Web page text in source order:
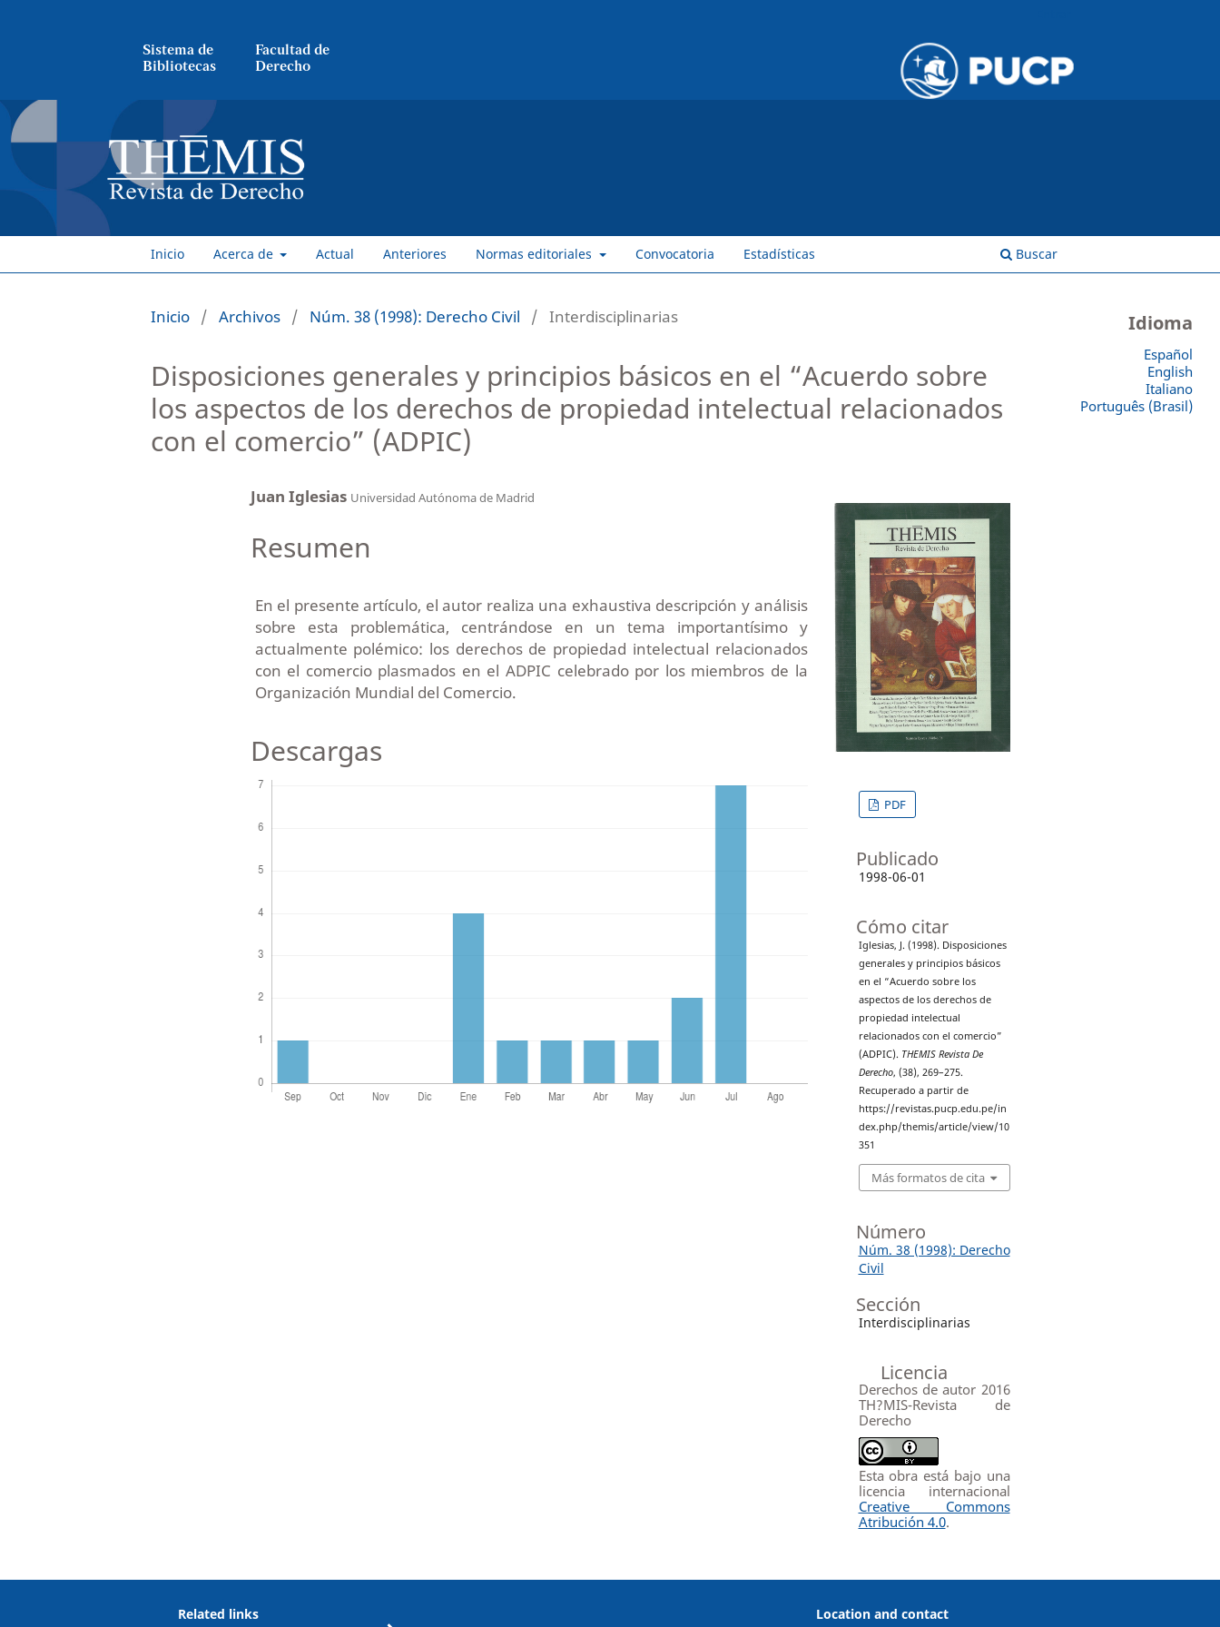
Sistema de
Bibliotecas
Facultad de
Derecho
Inicio Acerca de Actual Anteriores Normas editoriales Convocatoria Estadísticas Buscar
Inicio / Archivos / Núm. 38 (1998): Derecho Civil / Interdisciplinarias
Disposiciones generales y principios básicos en el “Acuerdo sobre
los aspectos de los derechos de propiedad intelectual relacionados
con el comercio” (ADPIC)
Juan Iglesias Universidad Autónoma de Madrid
Resumen
En el presente artículo, el autor realiza una exhaustiva descripción y análisis
sobre esta problemática, centrándose en un tema importantísimo y
actualmente polémico: los derechos de propiedad intelectual relacionados
con el comercio plasmados en el ADPIC celebrado por los miembros de la
Organización Mundial del Comercio.
Descargas
PDF
Publicado
1998-06-01
Cómo citar
Iglesias, J. (1998). Disposiciones
generales y principios básicos
en el “Acuerdo sobre los
aspectos de los derechos de
propiedad intelectual
relacionados con el comercio”
(ADPIC). THEMIS Revista De
Derecho, (38), 269–275.
Recuperado a partir de
https://revistas.pucp.edu.pe/in
dex.php/themis/article/view/10
351
Más formatos de cita
Número
Núm. 38 (1998): Derecho
Civil
Sección
Interdisciplinarias
Licencia
Derechos de autor 2016
TH?MIS-Revista de
Derecho
Esta obra está bajo una
licencia internacional
Creative Commons
Atribución 4.0.
Idioma
Español
English
Italiano
Português (Brasil)
Related links Location and contact